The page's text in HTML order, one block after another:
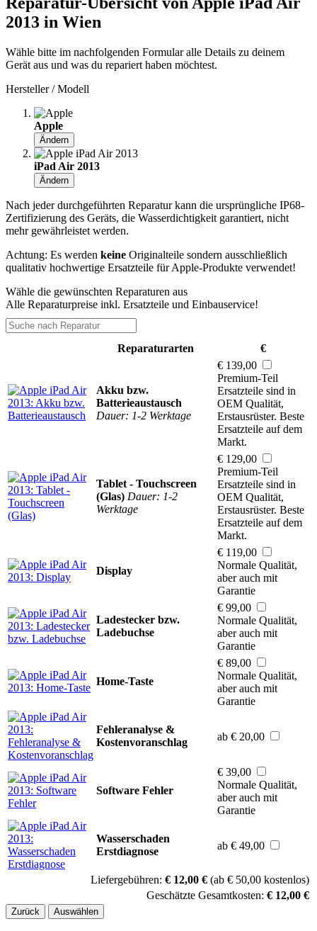
2013 in Wien
Wähle bitte im nachfolgenden Formular alle Details zu deinem
Gerät aus und was du repariert haben möchtest.
Hersteller / Modell
Apple
Ändern
iPad Air 2013
Ändern
Nach jeder durchgeführten Reparatur kann die ursprüngliche IP68-
Zertifizierung des Geräts, die Wasserdichtigkeit garantiert, nicht
mehr gewährleistet werden.
Achtung: Es werden keine Originalteile sondern ausschließlich
qualitativ hochwertige Ersatzteile für Apple-Produkte verwendet!
Wähle die gewünschten Reparaturen aus
Alle Reparaturpreise inkl. Ersatzteile und Einbauservice!
Reparaturarten €
Akku bzw.
Batterieaustausch
Dauer: 1-2 Werktage
€ 139,00
Premium-Teil
Ersatzteile sind in
OEM Qualität,
Erstausrüster. Beste
Ersatzteile auf dem
Markt.
Tablet - Touchscreen
(Glas) Dauer: 1-2
Werktage
€ 129,00
Premium-Teil
Ersatzteile sind in
OEM Qualität,
Erstausrüster. Beste
Ersatzteile auf dem
Markt.
Display
€ 119,00
Normale Qualität,
aber auch mit
Garantie
Ladestecker bzw.
Ladebuchse
€ 99,00
Normale Qualität,
aber auch mit
Garantie
Home-Taste
€ 89,00
Normale Qualität,
aber auch mit
Garantie
Fehleranalyse &
Kostenvoranschlag
ab € 20,00
Software Fehler
€ 39,00
Normale Qualität,
aber auch mit
Garantie
Wasserschaden
Erstdiagnose
ab € 49,00
Liefergebühren: € 12,00 € (ab € 50,00 kostenlos)
Geschätzte Gesamtkosten: € 12,00 €
Zurück Auswählen